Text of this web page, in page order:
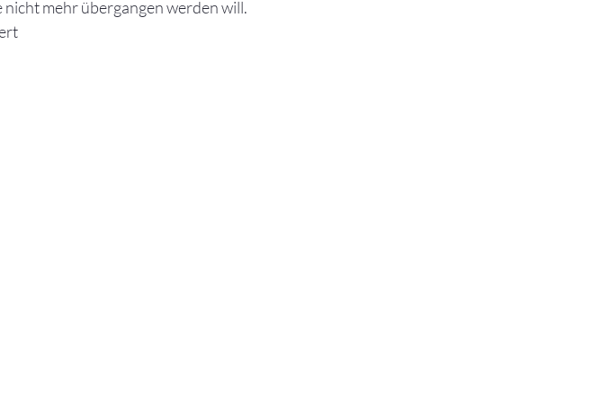
mehr übergangen werden will.